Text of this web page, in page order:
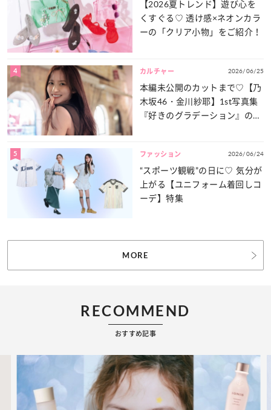
【2026夏トレンド】遊び心を
くすぐる♡ 透け感×ネオンカラ
ーの「クリア小物」をご紹介！
4 カルチャー 2026/06/25
本編未公開のカットまで♡【乃
木坂46・金川紗耶】1st写真集
『好きのグラデーション』の魅
5 ファッション 2026/06/24
“スポーツ観戦”の日に♡ 気分が
上がる【ユニフォーム着回しコ
ーデ】特集
MORE
RECOMMEND
おすすめ記事